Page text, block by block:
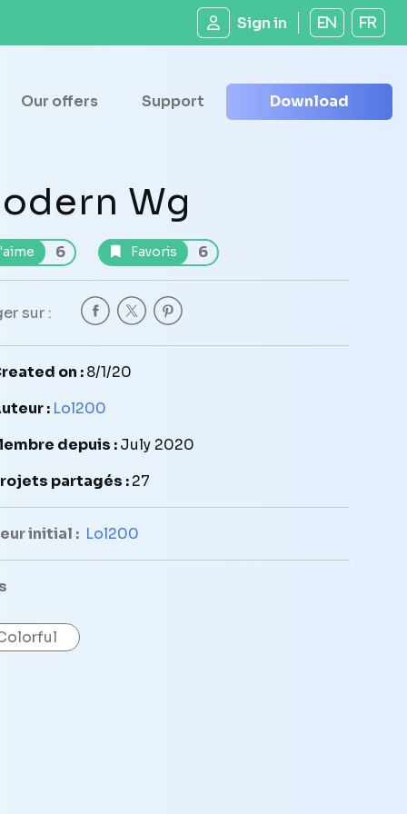
Sign in EN FR
Our offers Support Download
Wg
6 Favoris 6
sur :
on :8/1/20
: Lol200
depuis :July 2020
partagés :27
initial : Lol200